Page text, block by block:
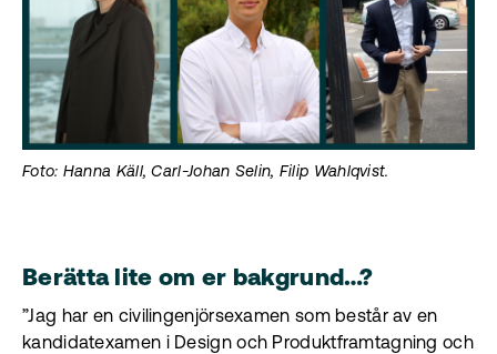
Foto: Hanna Käll, Carl-Johan Selin, Filip Wahlqvist.
Berätta lite om er bakgrund…?
”Jag har en civilingenjörsexamen som består av en
kandidatexamen i Design och Produktframtagning och